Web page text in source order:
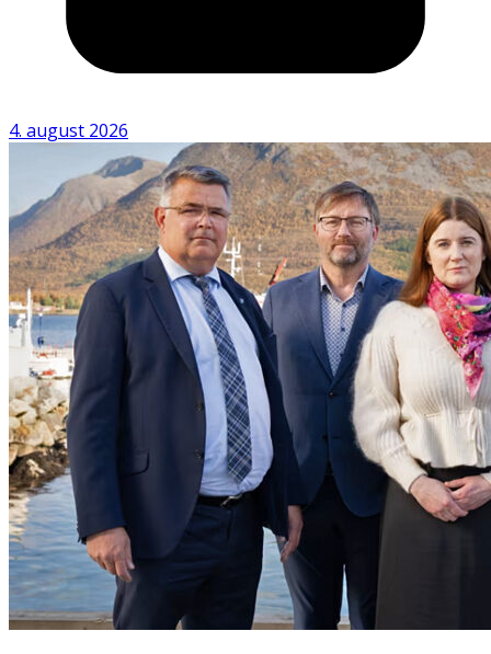
4. august 2026